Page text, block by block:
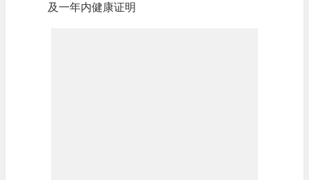
及一年内健康证明